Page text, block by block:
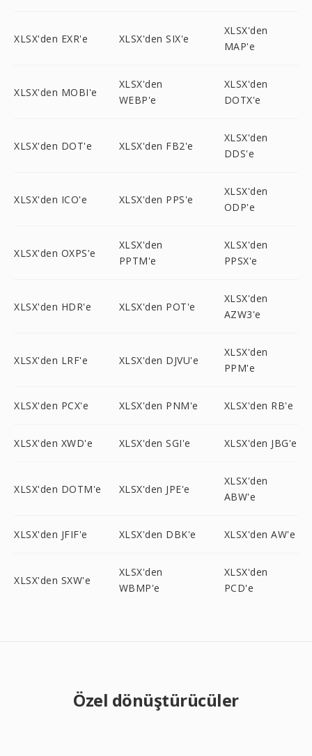
XLSX'den EXR'e XLSX'den SIX'e
XLSX'den
MAP'e
XLSX'den MOBI'e
XLSX'den
WEBP'e
XLSX'den
DOTX'e
XLSX'den DOT'e XLSX'den FB2'e
XLSX'den
DDS'e
XLSX'den ICO'e XLSX'den PPS'e
XLSX'den
ODP'e
XLSX'den OXPS'e
XLSX'den
PPTM'e
XLSX'den
PPSX'e
XLSX'den HDR'e XLSX'den POT'e
XLSX'den
AZW3'e
XLSX'den LRF'e XLSX'den DJVU'e
XLSX'den
PPM'e
XLSX'den PCX'e XLSX'den PNM'e XLSX'den RB'e
XLSX'den XWD'e XLSX'den SGI'e XLSX'den JBG'e
XLSX'den DOTM'e XLSX'den JPE'e
XLSX'den
ABW'e
XLSX'den JFIF'e XLSX'den DBK'e XLSX'den AW'e
XLSX'den SXW'e
XLSX'den
WBMP'e
XLSX'den
PCD'e
Özel dönüştürücüler